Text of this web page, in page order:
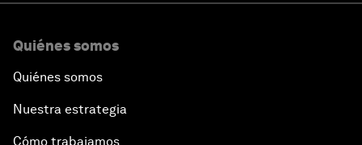
Quiénes somos
Quiénes somos
Nuestra estrategia
Cómo trabajamos